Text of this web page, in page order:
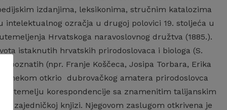
izdanjima, leksikonima, stručnim katalozima
intelektualnog ozračja u drugoj polovici 19. stoljeća u
Hrvatskoga naravoslovnog družtva (1885.).
istaknutih hrvatskih prirodoslovaca i biologa (S.
poznatih (npr. Franje Koščeca, Josipa Torbara, Erika
otkrio dubrovačkog amatera prirodoslovca
na temelju korespondencije sa znamenitim talijanskim
u zajedničkoj knjizi. Njegovom zaslugom otkrivena je